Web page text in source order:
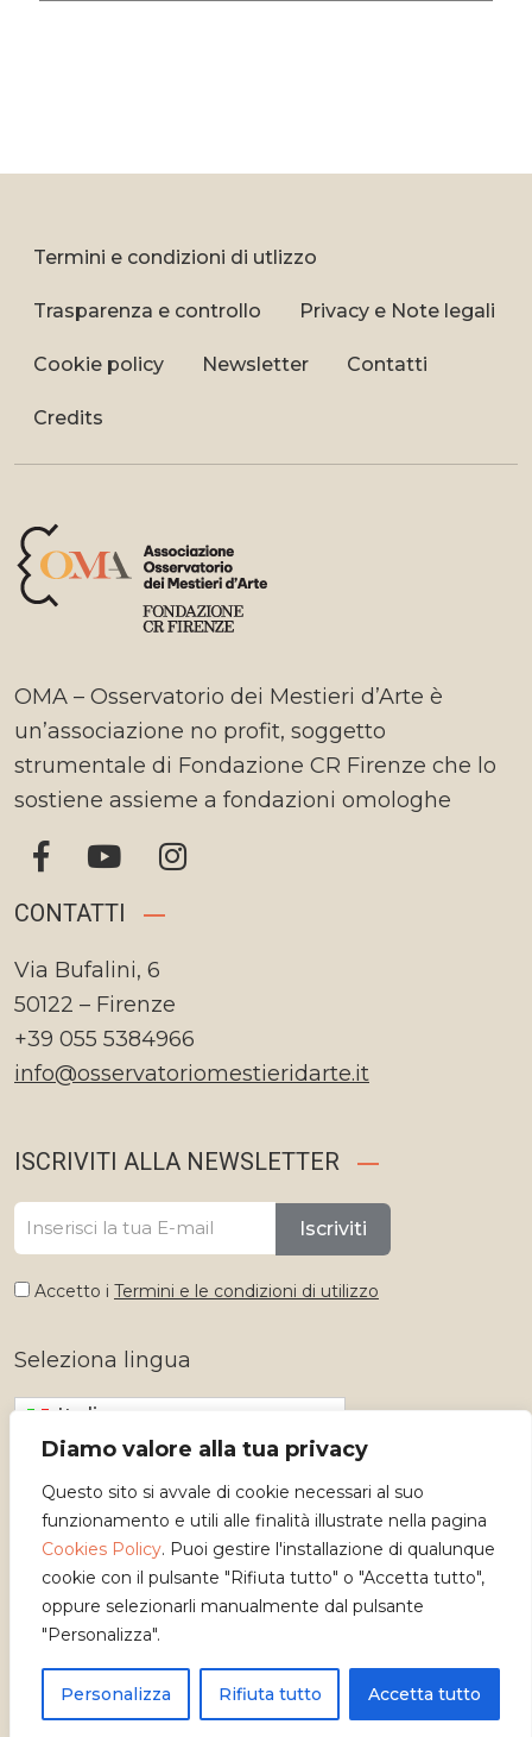
Diamo valore alla tua privacy
Questo sito si avvale di cookie necessari al suo
funzionamento e utili alle finalità illustrate nella pagina
Cookies Policy. Puoi gestire l'installazione di qualunque
cookie con il pulsante "Rifiuta tutto" o "Accetta tutto",
oppure selezionarli manualmente dal pulsante
"Personalizza".
Personalizza Rifiuta tutto Accetta tutto
Termini e condizioni di utlizzo
Trasparenza e controllo Privacy e Note legali
Cookie policy Newsletter Contatti
Credits
OMA – Osservatorio dei Mestieri d’Arte è
un’associazione no profit, soggetto
strumentale di Fondazione CR Firenze che lo
sostiene assieme a fondazioni omologhe
CONTATTI
Via Bufalini, 6
50122 – Firenze
+39 055 5384966
info@osservatoriomestieridarte.it
ISCRIVITI ALLA NEWSLETTER
Iscriviti
Accetto i Termini e le condizioni di utilizzo
Seleziona lingua
Italiano
Copyright 2026 - Osservatorio dei Mestieri d'Arte